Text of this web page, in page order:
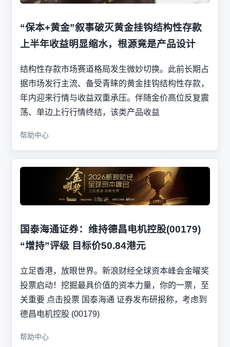
“保本+黄金”叙事破灭黄金挂钩结构性存款
上半年收益明显缩水，根源竟是产品设计
结构性存款市场赛道格局发生微妙切换。此前长期占
据市场发行主流、备受青睐的黄金挂钩结构性存款，
年内迎来行情与收益双重承压。伴随金价高位反复震
荡、单边上行行情终结，该类产品收益
帮助中心
国泰海通证券：维持德昌电机控股(00179)
“增持”评级 目标价50.84港元
立足香港，放眼世界。新浪财经全球资本峰会金曜奖
投票启动！挖掘最具价值的资本力量，你的一票，至
关重要 点击投票 国泰海通 证券发布研报称，考虑到
德昌电机控股 (00179)
帮助中心